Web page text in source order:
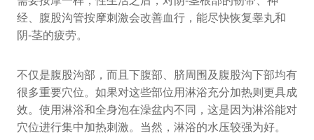
经、腹股沟管按摩刺激会改善血行，能尽快恢复睾丸和
阴-茎的疲劳。
不仅是腹股沟部，而且下腹部、脐周围及腹股沟下部均有
很多重要穴位。如果对这些部位用淋浴充分加热则更具成
效。使用淋浴和全身泡在澡盆内不同，这是因为淋浴能对
穴位进行集中加热刺激。当然，淋浴的水压较强为好。